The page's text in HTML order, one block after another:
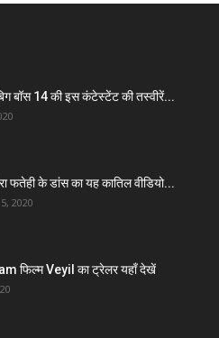
बॉस 14 की इस कंटेस्टेंट की तस्वीरें...
फतेही के डांस का यह कातिल वीडियो...
2020
फिल्म Veyil का ट्रेलर यहाँ देखें